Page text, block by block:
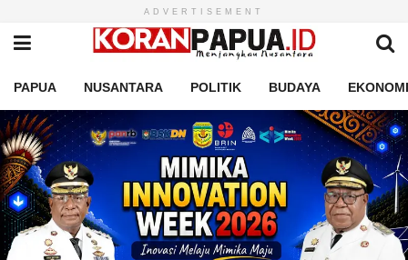
ADVERTISEMENT
PAPUA NUSANTARA POLITIK BUDAYA EKONOMI